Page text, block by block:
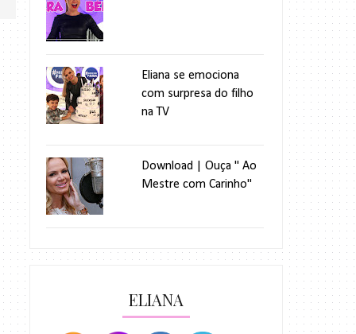
Eliana se emociona
com surpresa do filho
na TV
Download | Ouça " Ao
Mestre com Carinho"
ELIANA